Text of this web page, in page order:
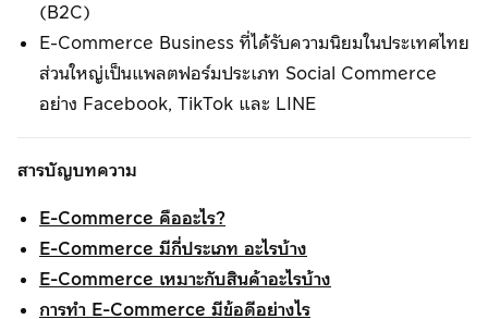
(B2C)
E-Commerce Business ที่ได้รับความนิยมในประเทศไทย
ส่วนใหญ่เป็นแพลตฟอร์มประเภท Social Commerce
อย่าง Facebook, TikTok และ LINE
สารบัญบทความ
E-Commerce คืออะไร?
E-Commerce มีกี่ประเภท อะไรบ้าง
E-Commerce เหมาะกับสินค้าอะไรบ้าง
การทำ E-Commerce มีข้อดีอย่างไร